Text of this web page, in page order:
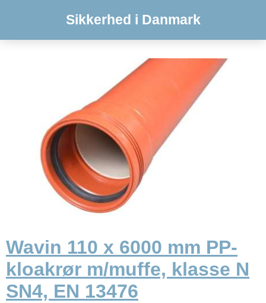
Sikkerhed i Danmark
Wavin 110 x 6000 mm PP-
kloakrør m/muffe, klasse N
SN4, EN 13476